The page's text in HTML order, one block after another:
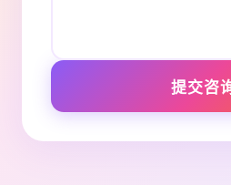
提交咨